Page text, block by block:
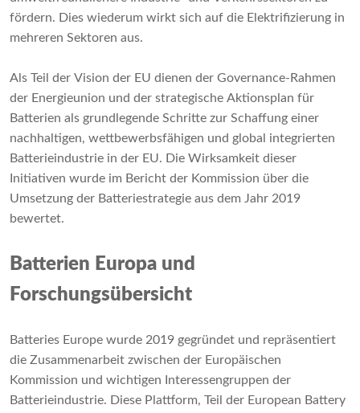
fördern. Dies wiederum wirkt sich auf die Elektrifizierung in
mehreren Sektoren aus.
Als Teil der Vision der EU dienen der Governance-Rahmen
der Energieunion und der strategische Aktionsplan für
Batterien als grundlegende Schritte zur Schaffung einer
nachhaltigen, wettbewerbsfähigen und global integrierten
Batterieindustrie in der EU. Die Wirksamkeit dieser
Initiativen wurde im Bericht der Kommission über die
Umsetzung der Batteriestrategie aus dem Jahr 2019
bewertet.
Batterien Europa und
Forschungsübersicht
Batteries Europe wurde 2019 gegründet und repräsentiert
die Zusammenarbeit zwischen der Europäischen
Kommission und wichtigen Interessengruppen der
Batterieindustrie. Diese Plattform, Teil der European Battery